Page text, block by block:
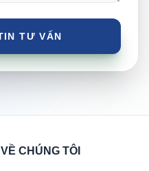
VỀ CHÚNG TÔI